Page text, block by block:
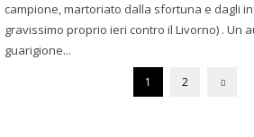
campione, martoriato dalla sfortuna e dagli
gravissimo proprio ieri contro il Livorno) . Un
guarigione...
1 2